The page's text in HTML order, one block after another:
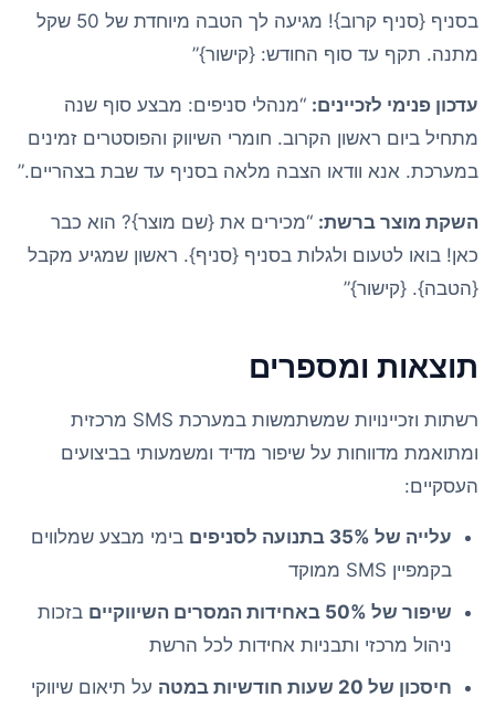
בסניף {סניף קרוב}! מגיעה לך הטבה מיוחדת של 50 שקל
מתנה. תקף עד סוף החודש: {קישור}”
עדכון פנימי לזכיינים: “מנהלי סניפים: מבצע סוף שנה
מתחיל ביום ראשון הקרוב. חומרי השיווק והפוסטרים זמינים
במערכת. אנא וודאו הצבה מלאה בסניף עד שבת בצהריים.”
השקת מוצר ברשת: “מכירים את {שם מוצר}? הוא כבר
כאן! בואו לטעום ולגלות בסניף {סניף}. ראשון שמגיע מקבל
{הטבה}. {קישור}”
תוצאות ומספרים
רשתות וזכיינויות שמשתמשות במערכת SMS מרכזית
ומתואמת מדווחות על שיפור מדיד ומשמעותי בביצועים
העסקיים:
עלייה של 35% בתנועה לסניפים
בימי מבצע שמלווים
בקמפיין SMS ממוקד
שיפור של 50% באחידות המסרים השיווקיים
בזכות
ניהול מרכזי ותבניות אחידות לכל הרשת
חיסכון של 20 שעות חודשיות במטה
על תיאום שיווקי